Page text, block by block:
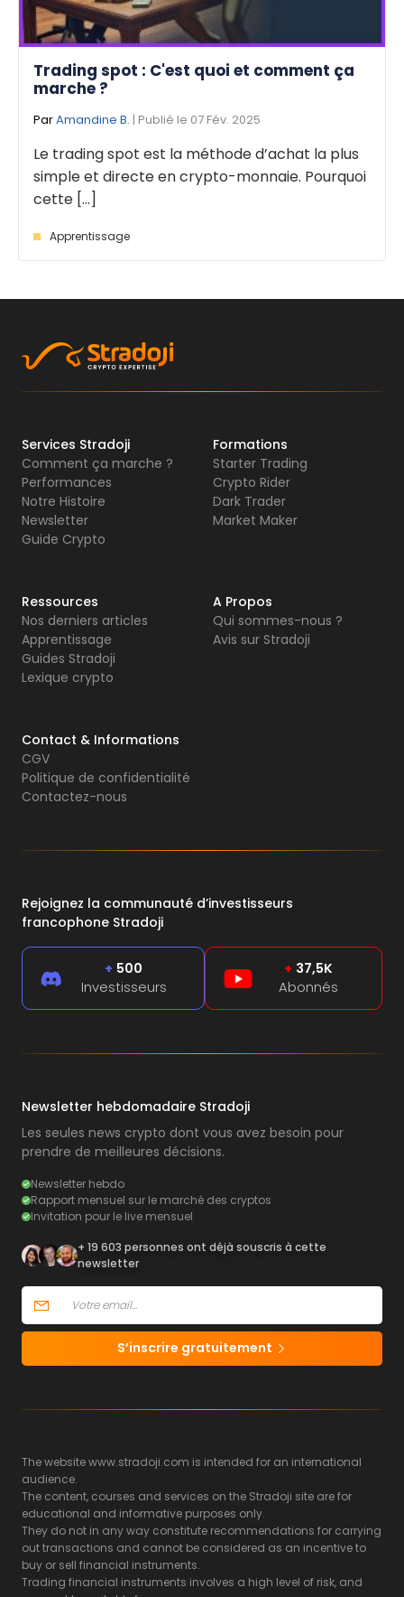
Trading spot : C'est quoi et comment ça
marche ?
ParAmandine B. | Publié le 07 Fév. 2025
Le trading spot est la méthode d’achat la plus
simple et directe en crypto-monnaie. Pourquoi
cette [...]
Apprentissage
Services Stradoji
Comment ça marche ?
Performances
Notre Histoire
Newsletter
Guide Crypto
Formations
Starter Trading
Crypto Rider
Dark Trader
Market Maker
Ressources
Nos derniers articles
Apprentissage
Guides Stradoji
Lexique crypto
A Propos
Qui sommes-nous ?
Avis sur Stradoji
Contact & Informations
CGV
Politique de confidentialité
Contactez-nous
Rejoignez la communauté d’investisseurs
francophone Stradoji
+ 500
Investisseurs
+ 37,5K
Abonnés
Newsletter hebdomadaire Stradoji
Les seules news crypto dont vous avez besoin pour
prendre de meilleures décisions.
Newsletter hebdo
Rapport mensuel sur le marché des cryptos
Invitation pour le live mensuel
+ 19 603 personnes ont déjà souscris à cette
newsletter
S’inscrire gratuitement
The website www.stradoji.com is intended for an international
audience.
The content, courses and services on the Stradoji site are for
educational and informative purposes only.
They do not in any way constitute recommendations for carrying
out transactions and cannot be considered as an incentive to
buy or sell financial instruments.
Trading financial instruments involves a high level of risk, and